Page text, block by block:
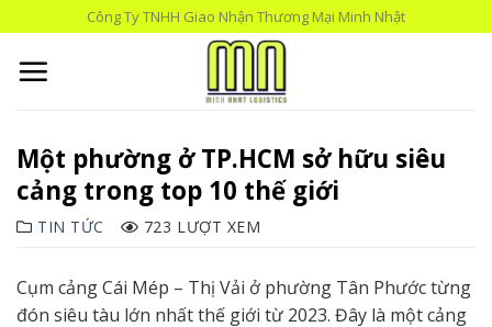
to
content
Công Ty TNHH Giao Nhận Thương Mại Minh Nhật
Một phường ở TP.HCM sở hữu siêu
cảng trong top 10 thế giới
TIN TỨC 723 LƯỢT XEM
Cụm cảng Cái Mép – Thị Vải ở phường Tân Phước từng
đón siêu tàu lớn nhất thế giới từ 2023. Đây là một cảng